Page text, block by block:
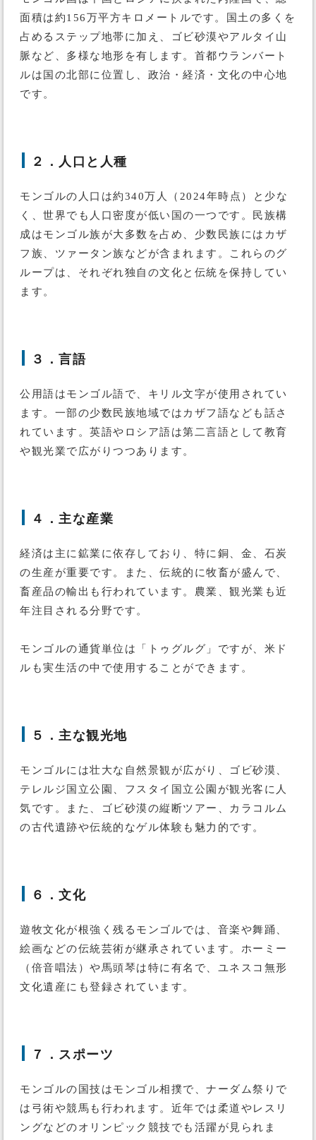
面積は約156万平方キロメートルです。国土の多くを
占めるステップ地帯に加え、ゴビ砂漠やアルタイ山
脈など、多様な地形を有します。首都ウランバート
ルは国の北部に位置し、政治・経済・文化の中心地
です。
２．人口と人種
モンゴルの人口は約340万人（2024年時点）と少な
く、世界でも人口密度が低い国の一つです。民族構
成はモンゴル族が大多数を占め、少数民族にはカザ
フ族、ツァータン族などが含まれます。これらのグ
ループは、それぞれ独自の文化と伝統を保持してい
ます。
３．言語
公用語はモンゴル語で、キリル文字が使用されてい
ます。一部の少数民族地域ではカザフ語なども話さ
れています。英語やロシア語は第二言語として教育
や観光業で広がりつつあります。
４．主な産業
経済は主に鉱業に依存しており、特に銅、金、石炭
の生産が重要です。また、伝統的に牧畜が盛んで、
畜産品の輸出も行われています。農業、観光業も近
年注目される分野です。
モンゴルの通貨単位は「トゥグルグ」ですが、米ド
ルも実生活の中で使用することができます。
５．主な観光地
モンゴルには壮大な自然景観が広がり、ゴビ砂漠、
テレルジ国立公園、フスタイ国立公園が観光客に人
気です。また、ゴビ砂漠の縦断ツアー、カラコルム
の古代遺跡や伝統的なゲル体験も魅力的です。
６．文化
遊牧文化が根強く残るモンゴルでは、音楽や舞踊、
絵画などの伝統芸術が継承されています。ホーミー
（倍音唱法）や馬頭琴は特に有名で、ユネスコ無形
文化遺産にも登録されています。
７．スポーツ
モンゴルの国技はモンゴル相撲で、ナーダム祭りで
は弓術や競馬も行われます。近年では柔道やレスリ
ングなどのオリンピック競技でも活躍が見られま